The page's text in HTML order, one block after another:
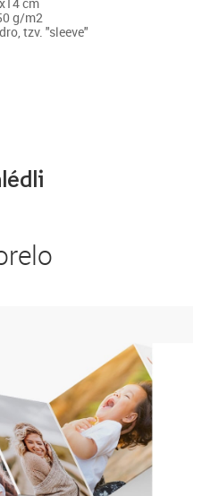
g/m2
tzv. "sleeve"